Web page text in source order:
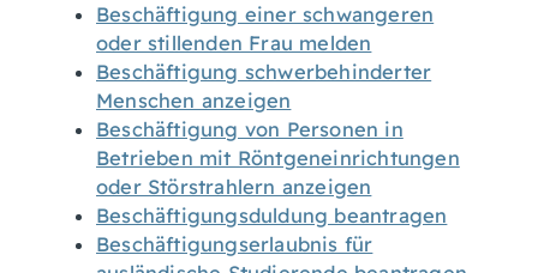
Beschäftigung einer schwangeren
oder stillenden Frau melden
Beschäftigung schwerbehinderter
Menschen anzeigen
Beschäftigung von Personen in
Betrieben mit Röntgeneinrichtungen
oder Störstrahlern anzeigen
Beschäftigungsduldung beantragen
Beschäftigungserlaubnis für